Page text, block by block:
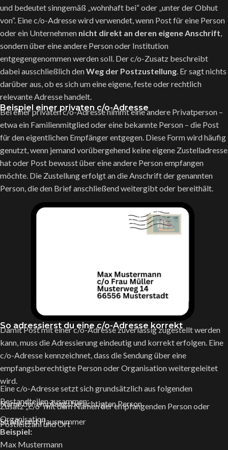
und bedeutet sinngemäß „wohnhaft bei“ oder „unter der Obhut
von“. Eine c/o-Adresse wird verwendet, wenn Post für eine Person
oder ein Unternehmen nicht direkt an deren eigene Anschrift,
sondern über eine andere Person oder Institution
entgegengenommen werden soll. Der c/o-Zusatz beschreibt
dabei ausschließlich denWeg der Postzustellung. Er sagt nichts
darüber aus, ob es sich um eine eigene, feste oder rechtlich
relevante Adresse handelt.
Beispiel einer privaten c/o-Adresse
Bei einer privaten c/o-Adresse nimmt eine andere Privatperson –
etwa ein Familienmitglied oder eine bekannte Person – die Post
für den eigentlichen Empfänger entgegen. Diese Form wird häufig
genutzt, wenn jemand vorübergehend keine eigene Zustelladresse
hat oder Post bewusst über eine andere Person empfangen
möchte. Die Zustellung erfolgt an die Anschrift der genannten
Person, die den Brief anschließend weitergibt oder bereithält.
So adressierst du eine c/o-Adresse korrekt
Damit Post mit einer c/o-Adresse zuverlässig zugestellt werden
kann, muss die Adressierung eindeutig und korrekt erfolgen. Eine
c/o-Adresse kennzeichnet, dass die Sendung über eine
empfangsberechtigte Person oder Organisation weitergeleitet
wird.
Eine c/o-Adresse setzt sich grundsätzlich aus folgenden
Bestandteilen zusammen:
Name der empfangsberechtigten Person
Zusatz „c/o“ mit dem Namen der empfangenden Person oder
Organisation
Straße und Hausnummer
Postleitzahl und Ort
Beispiel:
Max Mustermann